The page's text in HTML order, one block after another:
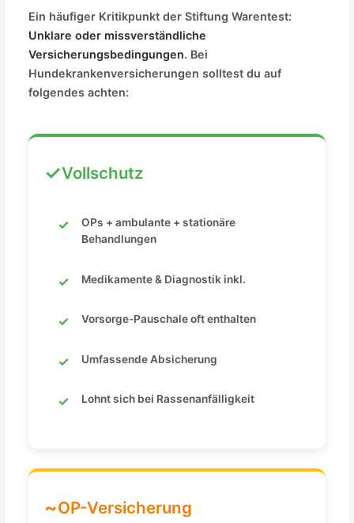
Ein häufiger Kritikpunkt der Stiftung Warentest:
Unklare oder missverständliche
Versicherungsbedingungen. Bei
Hundekrankenversicherungen solltest du auf
folgendes achten:
Vollschutz
OPs + ambulante + stationäre
Behandlungen
Medikamente & Diagnostik inkl.
Vorsorge-Pauschale oft enthalten
Umfassende Absicherung
Lohnt sich bei Rassenanfälligkeit
OP-Versicherung